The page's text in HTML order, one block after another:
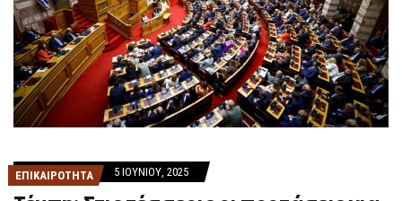
ΕΠΙΚΑΙΡΟΤΗΤΑ 5 ΙΟΥΝΊΟΥ, 2025